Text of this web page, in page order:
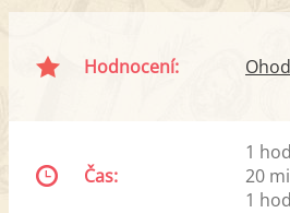
Hodnocení:
Čas:
1
20
1